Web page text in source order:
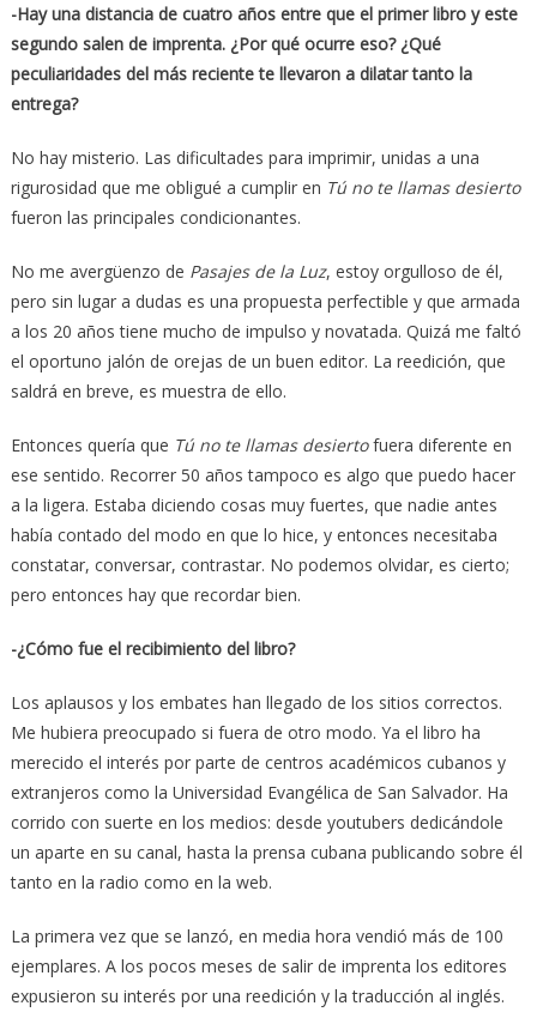
-Hay una distancia de cuatro años entre que el primer libro y este
segundo salen de imprenta. ¿Por qué ocurre eso? ¿Qué
peculiaridades del más reciente te llevaron a dilatar tanto la
entrega?
No hay misterio. Las dificultades para imprimir, unidas a una
rigurosidad que me obligué a cumplir en Tú no te llamas desierto
fueron las principales condicionantes.
No me avergüenzo de Pasajes de la Luz, estoy orgulloso de él,
pero sin lugar a dudas es una propuesta perfectible y que armada
a los 20 años tiene mucho de impulso y novatada. Quizá me faltó
el oportuno jalón de orejas de un buen editor. La reedición, que
saldrá en breve, es muestra de ello.
Entonces quería que Tú no te llamas desiertofuera diferente en
ese sentido. Recorrer 50 años tampoco es algo que puedo hacer
a la ligera. Estaba diciendo cosas muy fuertes, que nadie antes
había contado del modo en que lo hice, y entonces necesitaba
constatar, conversar, contrastar. No podemos olvidar, es cierto;
pero entonces hay que recordar bien.
-¿Cómo fue el recibimiento del libro?
Los aplausos y los embates han llegado de los sitios correctos.
Me hubiera preocupado si fuera de otro modo. Ya el libro ha
merecido el interés por parte de centros académicos cubanos y
extranjeros como la Universidad Evangélica de San Salvador. Ha
corrido con suerte en los medios: desde youtubers dedicándole
un aparte en su canal, hasta la prensa cubana publicando sobre él
tanto en la radio como en la web.
La primera vez que se lanzó, en media hora vendió más de 100
ejemplares. A los pocos meses de salir de imprenta los editores
expusieron su interés por una reedición y la traducción al inglés.